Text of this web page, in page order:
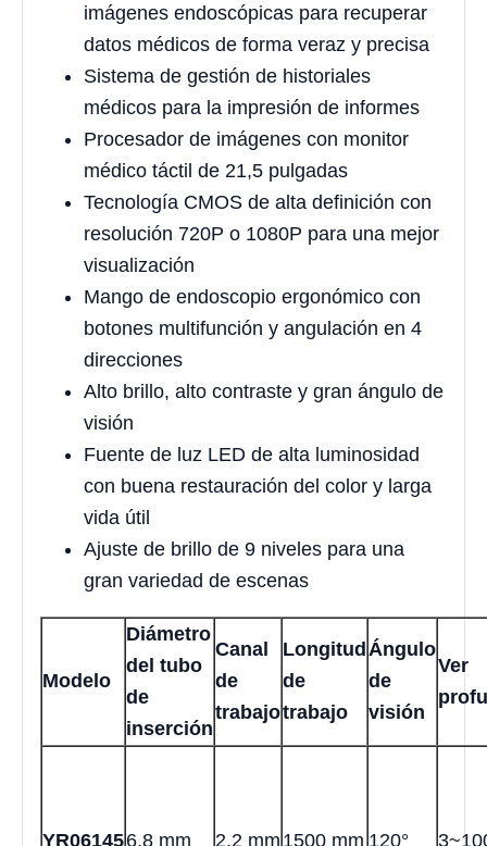
imágenes endoscópicas para recuperar
datos médicos de forma veraz y precisa
Sistema de gestión de historiales
médicos para la impresión de informes
Procesador de imágenes con monitor
médico táctil de 21,5 pulgadas
Tecnología CMOS de alta definición con
resolución 720P o 1080P para una mejor
visualización
Mango de endoscopio ergonómico con
botones multifunción y angulación en 4
direcciones
Alto brillo, alto contraste y gran ángulo de
visión
Fuente de luz LED de alta luminosidad
con buena restauración del color y larga
vida útil
Ajuste de brillo de 9 niveles para una
gran variedad de escenas
Modelo
Diámetro
del tubo
de
inserción
Canal
de
trabajo
Longitud
de
trabajo
Ángulo
de
visión
Ver
YR061456,8 mm 2,2 mm 1500 mm 120°